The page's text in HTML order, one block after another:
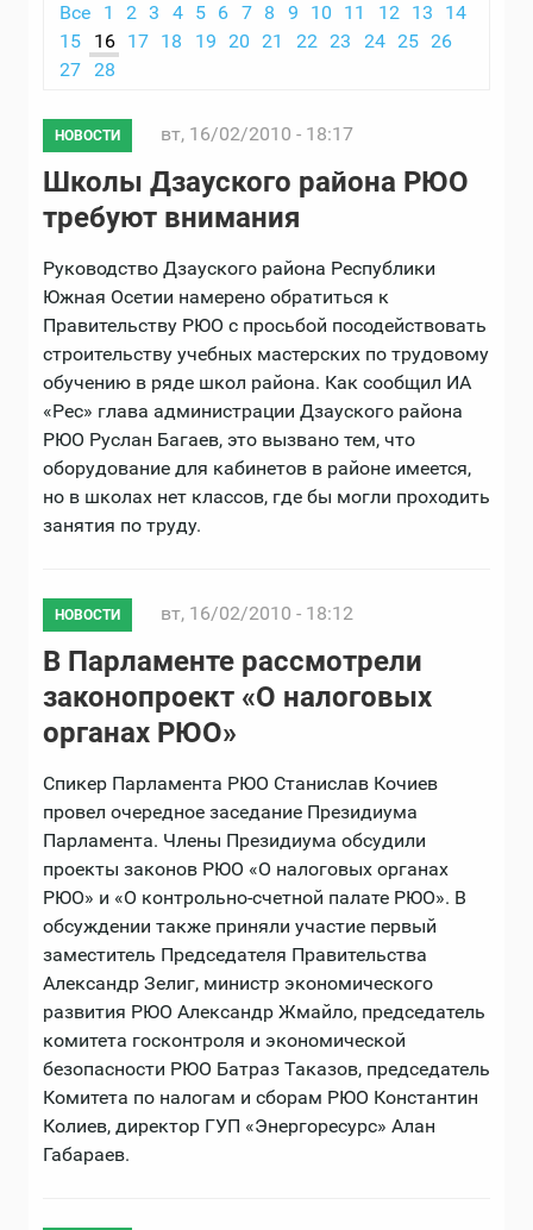
Все
1 2 3 4 5 6 7 8 9 10 11 12 13
14
15
16 17 18 19 20 21 22 23 24 25 26
27
28
НОВОСТИ вт, 16/02/2010 - 18:17
Школы Дзауского района РЮО
требуют внимания
Руководство Дзауского района Республики
Южная Осетии намерено обратиться к
Правительству РЮО с просьбой посодействовать
строительству учебных мастерских по трудовому
обучению в ряде школ района. Как сообщил ИА
«Рес» глава администрации Дзауского района
РЮО Руслан Багаев, это вызвано тем, что
оборудование для кабинетов в районе имеется,
но в школах нет классов, где бы могли проходить
занятия по труду.
НОВОСТИ вт, 16/02/2010 - 18:12
В Парламенте рассмотрели
законопроект «О налоговых
органах РЮО»
Спикер Парламента РЮО Станислав Кочиев
провел очередное заседание Президиума
Парламента. Члены Президиума обсудили
проекты законов РЮО «О налоговых органах
РЮО» и «О контрольно-счетной палате РЮО». В
обсуждении также приняли участие первый
заместитель Председателя Правительства
Александр Зелиг, министр экономического
развития РЮО Александр Жмайло, председатель
комитета госконтроля и экономической
безопасности РЮО Батраз Таказов, председатель
Комитета по налогам и сборам РЮО Константин
Колиев, директор ГУП «Энергоресурс» Алан
Габараев.